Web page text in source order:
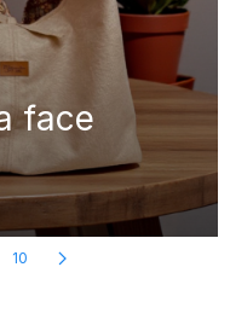
face
10